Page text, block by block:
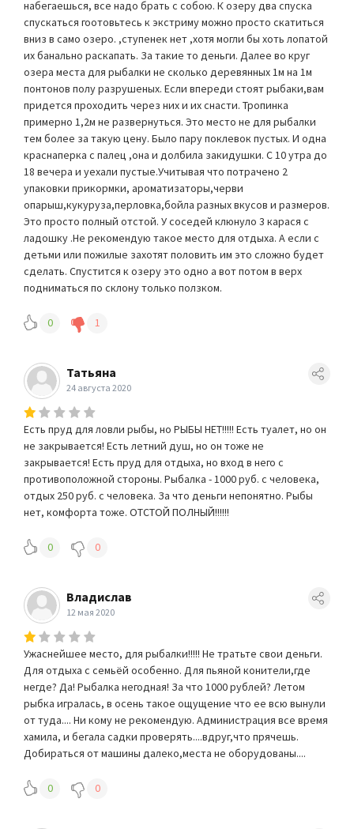
набегаешься, все надо брать с собою. К озеру два спуска
спускаться гоотовьтесь к экстриму можно просто скатиться
вниз в само озеро. ,ступенек нет ,хотя могли бы хоть лопатой
их банально раскапать. За такие то деньги. Далее во круг
озера места для рыбалки не сколько деревянных 1м на 1м
понтонов полу разрушеных. Если впереди стоят рыбаки,вам
придется проходить через них и их снасти. Тропинка
примерно 1,2м не развернуться. Это место не для рыбалки
тем более за такую цену. Было пару поклевок пустых. И одна
краснаперка с палец ,она и долбила закидушки. С 10 утра до
18 вечера и уехали пустые.Учитывая что потрачено 2
упаковки прикормки, ароматизаторы,черви
опарыш,кукуруза,перловка,бойла разных вкусов и размеров.
Это просто полный отстой. У соседей клюнуло 3 карася с
ладошку .Не рекомендую такое место для отдыха. А если с
детьми или пожилые захотят половить им это сложно будет
сделать. Спустится к озеру это одно а вот потом в верх
подниматься по склону только ползком.
0 1
Татьяна
24 августа 2020
Есть пруд для ловли рыбы, но РЫБЫ НЕТ!!!!! Есть туалет, но он
не закрывается! Есть летний душ, но он тоже не
закрывается! Есть пруд для отдыха, но вход в него с
противоположной стороны. Рыбалка - 1000 руб. с человека,
отдых 250 руб. с человека. За что деньги непонятно. Рыбы
нет, комфорта тоже. ОТСТОЙ ПОЛНЫЙ!!!!!!
0 0
Владислав
12 мая 2020
Ужаснейшее место, для рыбалки!!!!! Не тратьте свои деньги.
Для отдыха с семьёй особенно. Для пьяной конители,где
негде? Да! Рыбалка негодная! За что 1000 рублей? Летом
рыбка игралась, в осень такое ощущение что ее всю вынули
от туда.... Ни кому не рекомендую. Администрация все время
хамила, и бегала садки проверять....вдруг,что прячешь.
Добираться от машины далеко,места не оборудованы....
0 0